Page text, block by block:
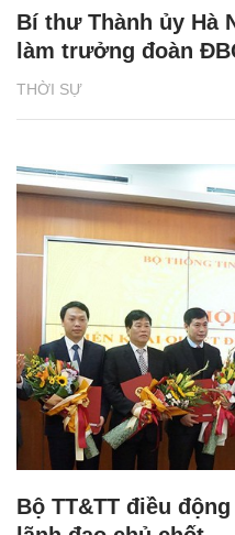
THỜI SỰ
Bí thư Thành ủy Hà
làm trưởng đoàn
Bộ TT&TT điều